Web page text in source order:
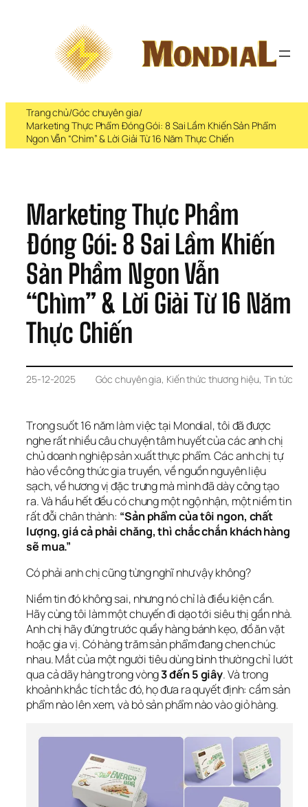
Trang chủ/Góc chuyên gia/
Marketing Thực Phẩm Đóng Gói: 8 Sai Lầm Khiến Sản Phẩm
Ngon Vẫn “Chìm” & Lời Giải Từ 16 Năm Thực Chiến
Marketing Thực Phẩm
Đóng Gói: 8 Sai Lầm Khiến
Sản Phẩm Ngon Vẫn
“Chìm” & Lời Giải Từ 16 Năm
Thực Chiến
25-12-2025 Góc chuyên gia, Kiến thức thương hiệu, Tin tức
Trong suốt 16 năm làm việc tại Mondial, tôi đã được
nghe rất nhiều câu chuyện tâm huyết của các anh chị
chủ doanh nghiệp sản xuất thực phẩm. Các anh chị tự
hào về công thức gia truyền, về nguồn nguyên liệu
sạch, về hương vị đặc trưng mà mình đã dày công tạo
ra. Và hầu hết đều có chung một ngộ nhận, một niềm tin
rất đỗi chân thành: “Sản phẩm của tôi ngon, chất
lượng, giá cả phải chăng, thì chắc chắn khách hàng
sẽ mua.”
Có phải anh chị cũng từng nghĩ như vậy không?
Niềm tin đó không sai, nhưng nó chỉ là điều kiện cần.
Hãy cùng tôi làm một chuyến đi dạo tới siêu thị gần nhà.
Anh chị hãy đứng trước quầy hàng bánh kẹo, đồ ăn vặt
hoặc gia vị. Có hàng trăm sản phẩm đang chen chúc
nhau. Mắt của một người tiêu dùng bình thường chỉ lướt
qua cả dãy hàng trong vòng 3 đến 5 giây. Và trong
khoảnh khắc tích tắc đó, họ đưa ra quyết định: cầm sản
phẩm nào lên xem, và bỏ sản phẩm nào vào giỏ hàng.